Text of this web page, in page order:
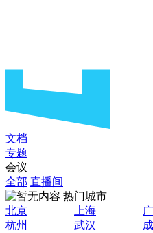
文档
专题
会议
全部 直播间
热门城市
北京
上海
杭州
武汉